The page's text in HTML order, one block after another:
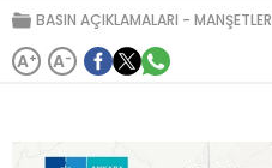
BASIN AÇIKLAMALARI MANŞETLER
A+ A-